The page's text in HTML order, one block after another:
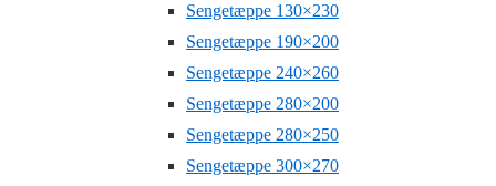
Sengetæppe 130×230
Sengetæppe 190×200
Sengetæppe 240×260
Sengetæppe 280×200
Sengetæppe 280×250
Sengetæppe 300×270